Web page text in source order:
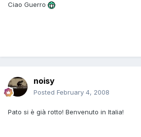
Ciao Guerro
noisy
Posted February 4, 2008
Pato si è già rotto! Benvenuto in Italia!